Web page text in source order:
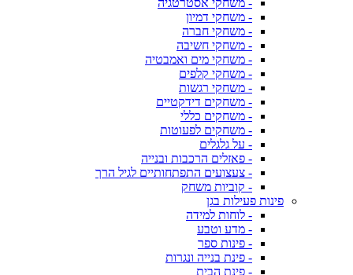
- משחקי אסטרטגיה
- משחקי דמיון
- משחקי חברה
- משחקי חשיבה
- משחקי מים ואמבטיה
- משחקי קלפים
- משחקי רגשות
- משחקים דידקטיים
- משחקים כללי
- משחקים לפעוטות
- על גלגלים
- פאזלים הרכבות ובנייה
- צעצועים התפתחותיים לגיל הרך
- קוביות משחק
פינות פעילות בגן
- לוחות למידה
- מדע וטבע
- פינות ספר
- פינת בנייה ונגרות
- פינת הבית